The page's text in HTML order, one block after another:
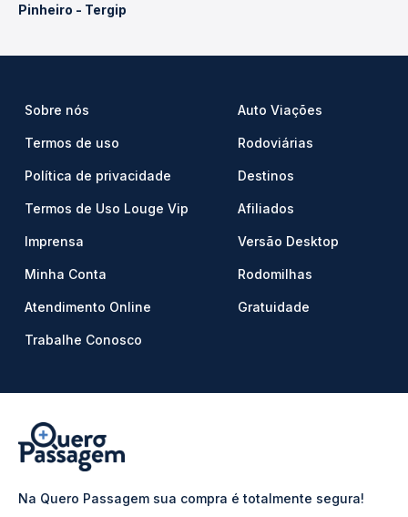
Pinheiro - Tergip
Sobre nós
Termos de uso
Política de privacidade
Termos de Uso Louge Vip
Imprensa
Minha Conta
Atendimento Online
Trabalhe Conosco
Auto Viações
Rodoviárias
Destinos
Afiliados
Versão Desktop
Rodomilhas
Gratuidade
Na Quero Passagem sua compra é totalmente segura!